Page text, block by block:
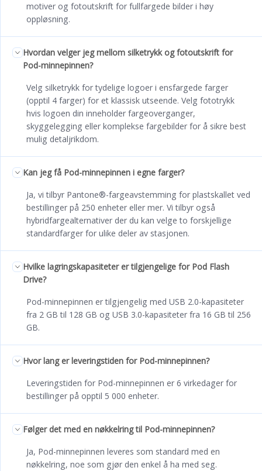
motiver og fotoutskrift for fullfargede bilder i høy
oppløsning.
Hvordan velger jeg mellom silketrykk og fotoutskrift for
Pod-minnepinnen?
Velg silketrykk for tydelige logoer i ensfargede farger
(opptil 4 farger) for et klassisk utseende. Velg fototrykk
hvis logoen din inneholder fargeoverganger,
skyggelegging eller komplekse fargebilder for å sikre best
mulig detaljrikdom.
Kan jeg få Pod-minnepinnen i egne farger?
Ja, vi tilbyr Pantone®-fargeavstemming for plastskallet ved
bestillinger på 250 enheter eller mer. Vi tilbyr også
hybridfargealternativer der du kan velge to forskjellige
standardfarger for ulike deler av stasjonen.
Hvilke lagringskapasiteter er tilgjengelige for Pod Flash
Drive?
Pod-minnepinnen er tilgjengelig med USB 2.0-kapasiteter
fra 2 GB til 128 GB og USB 3.0-kapasiteter fra 16 GB til 256
GB.
Hvor lang er leveringstiden for Pod-minnepinnen?
Leveringstiden for Pod-minnepinnen er 6 virkedager for
bestillinger på opptil 5 000 enheter.
Følger det med en nøkkelring til Pod-minnepinnen?
Ja, Pod-minnepinnen leveres som standard med en
nøkkelring, noe som gjør den enkel å ha med seg.